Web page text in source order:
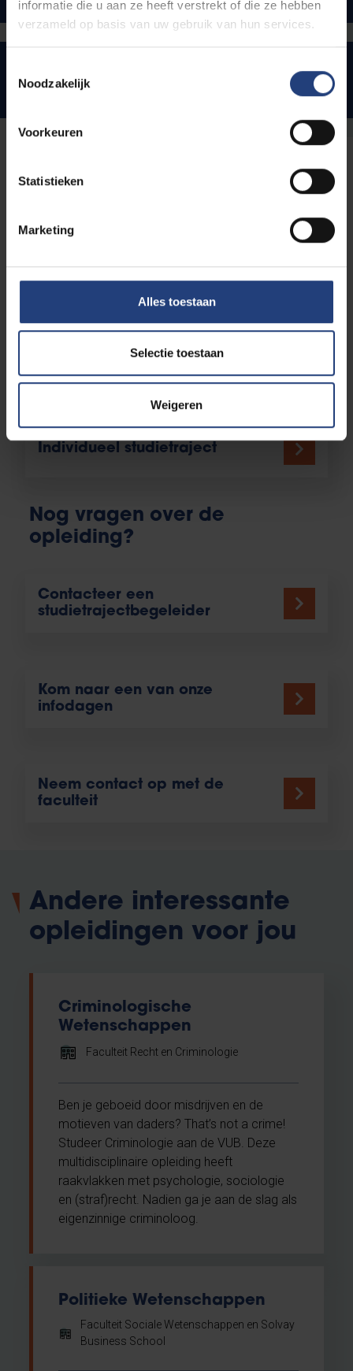
informatie die u aan ze heeft verstrekt of die ze hebben
verzameld op basis van uw gebruik van hun services.
Noodzakelijk
Voorkeuren
Statistieken
Marketing
Alles toestaan
Selectie toestaan
Weigeren
Master of Laws in de Rechten
Studeren in bijzondere
Individueel studietraject
Nog vragen over de
opleiding?
Contacteer een
studietrajectbegeleider
Kom naar een van onze
infodagen
Neem contact op met de
faculteit
Andere interessante
opleidingen voor jou
Criminologische
Wetenschappen
Faculteit Recht en Criminologie
Ben je geboeid door misdrijven en de
motieven van daders? That’s not a crime!
Studeer Criminologie aan de VUB. Deze
multidisciplinaire opleiding heeft
raakvlakken met psychologie, sociologie
en (straf)recht. Nadien ga je aan de slag als
eigenzinnige criminoloog.
Politieke Wetenschappen
Faculteit Sociale Wetenschappen en Solvay
Business School